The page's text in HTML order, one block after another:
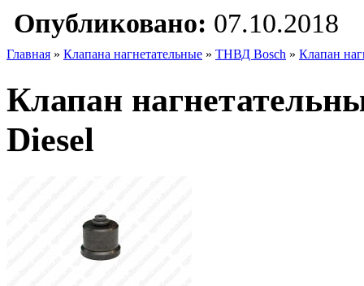
Опубликовано: 07.10.2018
Главная » Клапана нагнетательные » ТНВД Bosch » Клапан
Клапан
Diesel